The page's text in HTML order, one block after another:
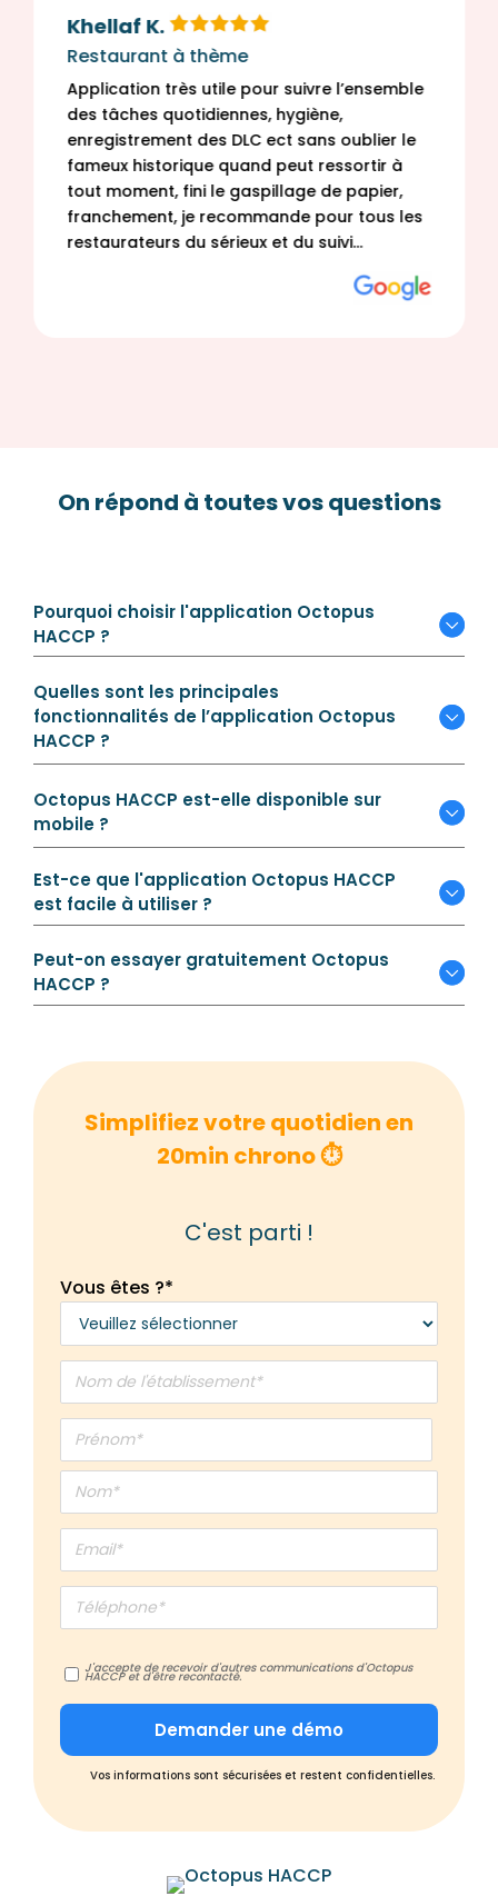
Khellaf K.
Restaurant à thème
Application très utile pour suivre l’ensemble
des tâches quotidiennes, hygiène,
enregistrement des DLC ect sans oublier le
fameux historique quand peut ressortir à
tout moment, fini le gaspillage de papier,
franchement, je recommande pour tous les
restaurateurs du sérieux et du suivi…
On répond à toutes vos questions
Pourquoi choisir l'application Octopus
HACCP ?
Quelles sont les principales
fonctionnalités de l’application Octopus
HACCP ?
Octopus HACCP est-elle disponible sur
mobile ?
Est-ce que l'application Octopus HACCP
est facile à utiliser ?
Peut-on essayer gratuitement Octopus
HACCP ?
Simplifiez votre quotidien en
20min chrono ⏱️
C'est parti !
Vous êtes ?*
J'accepte de recevoir d'autres communications d'Octopus
HACCP et d'être recontacté.
Vos informations sont sécurisées et restent confidentielles.